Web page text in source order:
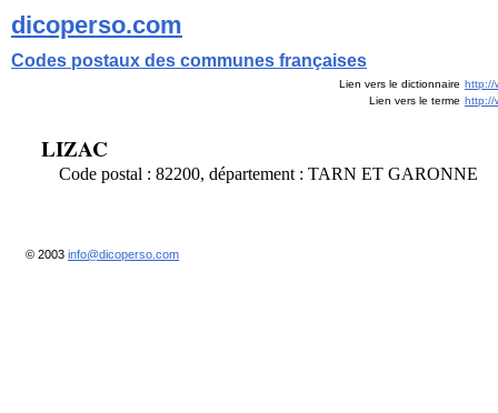
dicoperso.com
Codes postaux des communes françaises
Lien vers le dictionnaire http://
Lien vers le terme http://
LIZAC
Code postal : 82200, département : TARN ET GARONNE
© 2003 info@dicoperso.com